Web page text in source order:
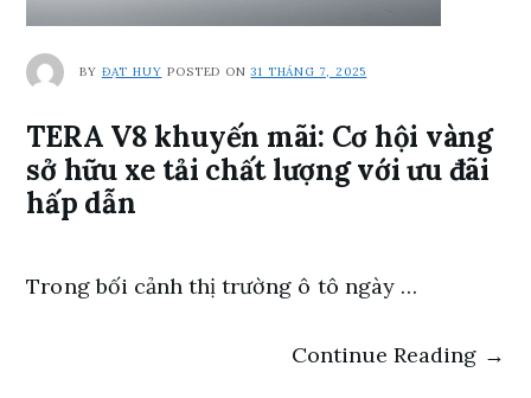
BY ĐẠT HUY POSTED ON31 THÁNG 7, 2025
TERA V8 khuyến mãi: Cơ hội vàng
sở hữu xe tải chất lượng với ưu đãi
hấp dẫn
Trong bối cảnh thị trường ô tô ngày …
Continue Reading →